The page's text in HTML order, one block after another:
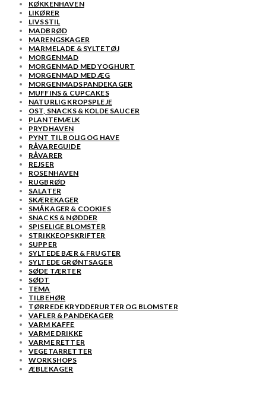
KØKKENHAVEN
LIKØRER
LIVSSTIL
MADBRØD
MARENGSKAGER
MARMELADE & SYLTETØJ
MORGENMAD
MORGENMAD MED YOGHURT
MORGENMAD MED ÆG
MORGENMADSPANDEKAGER
MUFFINS & CUPCAKES
NATURLIG KROPSPLEJE
OST, SNACKS & KOLDE SAUCER
PLANTEMÆLK
PRYDHAVEN
PYNT TIL BOLIG OG HAVE
RÅVAREGUIDE
RÅVARER
REJSER
ROSENHAVEN
RUGBRØD
SALATER
SKÆREKAGER
SMÅKAGER & COOKIES
SNACKS & NØDDER
SPISELIGE BLOMSTER
STRIKKEOPSKRIFTER
SUPPER
SYLTEDE BÆR & FRUGTER
SYLTEDE GRØNTSAGER
SØDE TÆRTER
SØDT
TEMA
TILBEHØR
TØRREDE KRYDDERURTER OG BLOMSTER
VAFLER & PANDEKAGER
VARM KAFFE
VARME DRIKKE
VARME RETTER
VEGETARRETTER
WORKSHOPS
ÆBLEKAGER